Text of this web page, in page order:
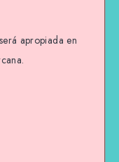
apropiada en